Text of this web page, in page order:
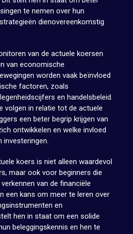
te nemen over hun
dienovereenkomstig
van de actuele koersen
van economische
worden vaak beïnvloed
factoren, zoals
en handelsbeleid.
volgen in relatie tot de actuele
een beter begrip krijgen van
ontwikkelen en welke invloed
investeringen.
koers is niet alleen waardevol
maar ook voor beginners die
van de financiële
een kans om meer te leren over
en
hen in staat om een solide
beleggingskennis en hen te